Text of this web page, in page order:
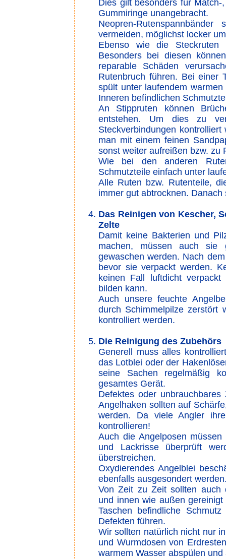
Dies gilt besonders für
Gummiringe unangebracht.
Neopren-
vermeiden, möglichst locker
Ebenso wie die Steckruten
Besonders bei diesen
reparable Schäden
Rutenbruch führen. Bei einer
spült unter laufendem
Inneren befindlichen
An Stippruten können
entstehen. Um dies zu
Steckverbindungen
man mit einem feinen
sonst weiter aufreißen bzw. zu
Wie bei den anderen
Schmutzteile einfach unter
Alle Ruten bzw. Rutenteile,
immer gut abtrocknen.
Das Reinigen von Kescher,
Zelte
Damit keine Bakterien und
machen, müssen auch sie
gewaschen werden. Nach
bevor sie verpackt werden.
keinen Fall luftdicht
bilden kann.
Auch unsere feuchte
durch Schimmelpilze zerstört
kontrolliert werden.
Die Reinigung des Zubehörs
Generell muss alles
das Lotblei oder der
seine Sachen regelmäßig
gesamtes Gerät.
Defektes oder
Angelhaken sollten auf
werden. Da viele Angler
kontrollieren!
Auch die Angelposen
und Lackrisse überprüft
überstreichen.
Oxydierendes Angelblei
ebenfalls ausgesondert
Von Zeit zu Zeit sollten auch
und innen wie außen
Taschen befindliche
Defekten führen.
Wir sollten natürlich nicht nur
und Wurmdosen von
warmem Wasser abspülen